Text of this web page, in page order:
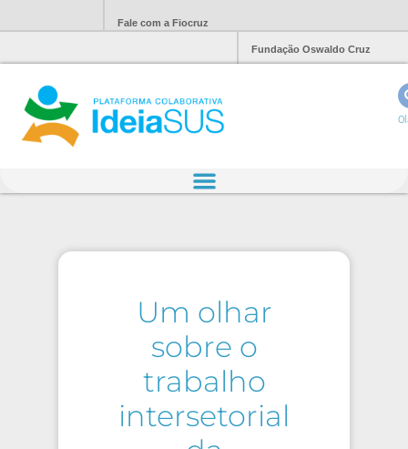
Fale com a Fiocruz
Fundação Oswaldo Cruz
Um olhar
sobre o
trabalho
intersetorial